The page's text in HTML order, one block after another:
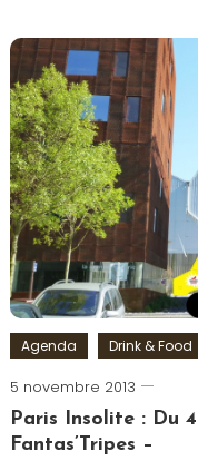
Agenda Drink & Food
5 novembre 2013
Paris
Paris Insolite : Du
Fantas’Tripes –